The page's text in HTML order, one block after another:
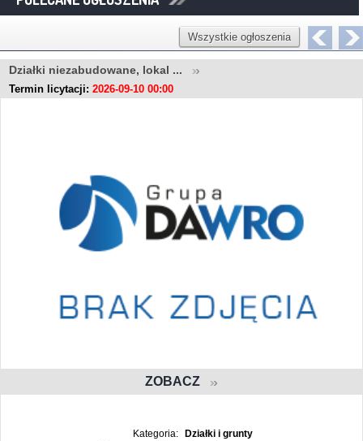
Wszystkie ogłoszenia
Działki niezabudowane, lokal ...
Termin licytacji: 2026-09-10 00:00
ZOBACZ
Kategoria:
Działki i grunty